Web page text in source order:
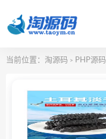
当前位置： 淘源码 > PHP源码